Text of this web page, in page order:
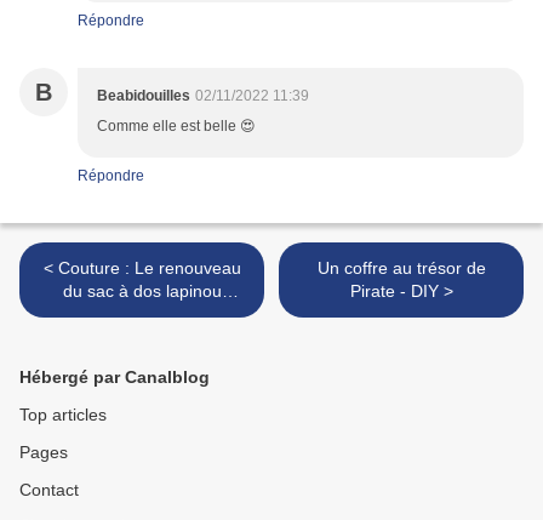
Répondre
B Beabidouilles 02/11/2022 11:39
Comme elle est belle 😍
Répondre
< Couture : Le renouveau
du sac à dos lapinou
vintage
Un coffre au trésor de
Pirate - DIY >
Hébergé par Canalblog
Top articles
Pages
Contact